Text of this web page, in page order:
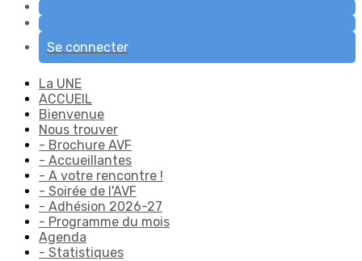
Se connecter
La UNE
ACCUEIL
Bienvenue
Nous trouver
- Brochure AVF
- Accueillantes
- A votre rencontre !
- Soirée de l'AVF
- Adhésion 2026-27
- Programme du mois
Agenda
- Statistiques